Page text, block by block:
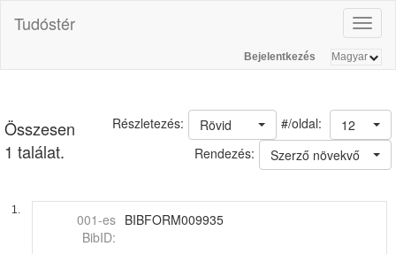
Tudóstér
Bejelentkezés
Összesen
1 találat.
#/oldal: 12
Rövid
Részletezés:
Rendezés:
Szerző növekvő
1.
001-es
BibID:
BIBFORM009935